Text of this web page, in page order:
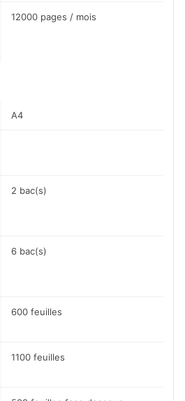
12000 pages / mois
A4
2 bac(s)
6 bac(s)
600 feuilles
1100 feuilles